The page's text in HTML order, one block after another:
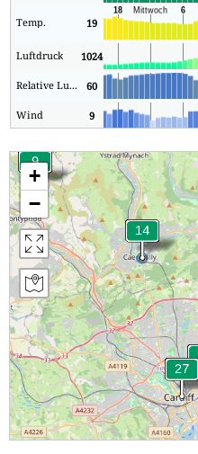
Temp. 19
Luftdruck 1024
Relative Luftfeuchtigkeit 60
Wind 9
+
−